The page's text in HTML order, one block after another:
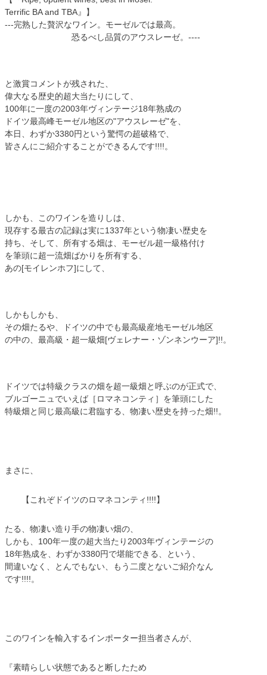
Terrific BA and TBA』】
---完熟した贅沢なワイン。モーゼルでは最高。
恐るべし品質のアウスレーゼ。----
と激賞コメントが残された、
偉大なる歴史的超大当たりにして、
100年に一度の2003年ヴィンテージ18年熟成の
ドイツ最高峰モーゼル地区の"アウスレーゼ"を、
本日、わずか3380円という驚愕の超破格で、
皆さんにご紹介することができるんです!!!!。
しかも、このワインを造りしは、
現存する最古の記録は実に1337年という物凄い歴史を
持ち、そして、所有する畑は、モーゼル超一級格付け
を筆頭に超一流畑ばかりを所有する、
あの[モイレンホフ]にして、
しかもしかも、
その畑たるや、ドイツの中でも最高級産地モーゼル地区
の中の、最高級・超一級畑[ヴェレナー・ゾンネンウーア]!!。
ドイツでは特級クラスの畑を超一級畑と呼ぶのが正式で、
ブルゴーニュでいえば［ロマネコンティ］を筆頭にした
特級畑と同じ最高級に君臨する、物凄い歴史を持った畑!!。
まさに、
【これぞドイツのロマネコンティ!!!!】
たる、物凄い造り手の物凄い畑の、
しかも、100年一度の超大当たり2003年ヴィンテージの
18年熟成を、わずか3380円で堪能できる、という、
間違いなく、とんでもない、もう二度とないご紹介なん
です!!!!。
このワインを輸入するインポーター担当者さんが、
『素晴らしい状態であると断したため